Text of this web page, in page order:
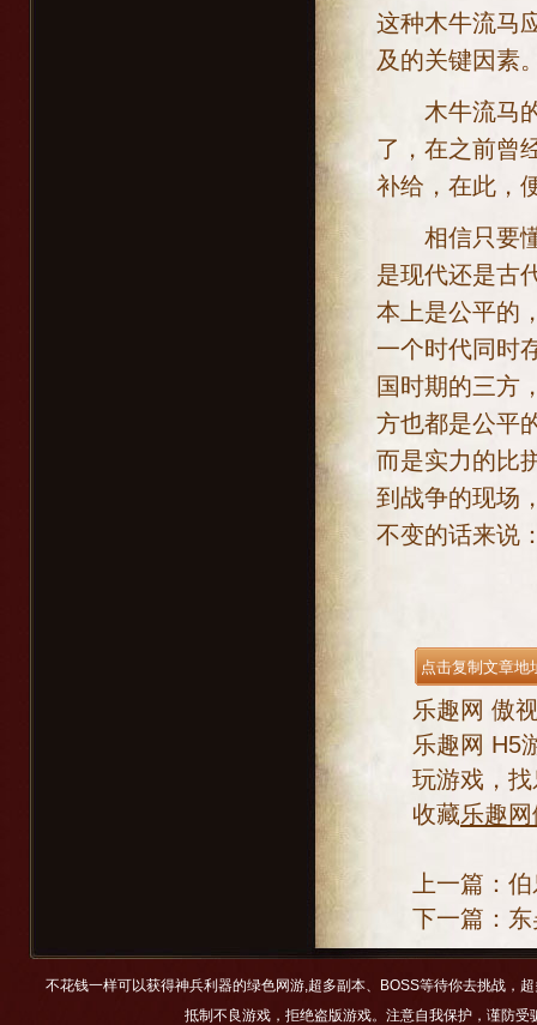
这种木牛流马
及的关键因素
木牛流马的
了，在之前曾
补给，在此，
相信只要懂
是现代还是古
本上是公平的
一个时代同时
国时期的三方
方也都是公平
而是实力的比
到战争的现场
不变的话来说
乐趣网 傲
乐趣网 H5
玩游戏，
收藏乐趣
上一篇：
下一篇：
不花钱一样可以获得神兵利器的绿色网游,超多副本、BOSS等待你去挑战，
抵制不良游戏，拒绝盗版游戏。注意自我保护，谨防